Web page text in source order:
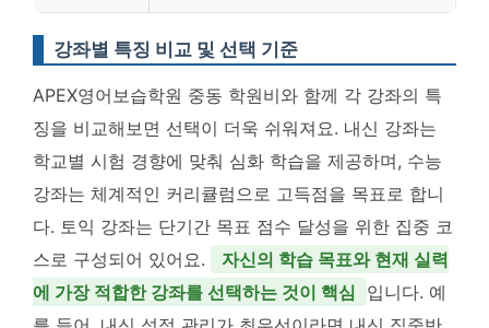
강좌별 특징 비교 및 선택 기준
APEX영어보습학원 중동 학원비와 함께 각 강좌의 특
징을 비교해보면 선택이 더욱 쉬워져요. 내신 강좌는
학교별 시험 경향에 맞춰 심화 학습을 제공하며, 수능
강좌는 체계적인 커리큘럼으로 고득점을 목표로 합니
다. 토익 강좌는 단기간 목표 점수 달성을 위한 집중 코
스로 구성되어 있어요.
자신의 학습 목표와 현재 실력
에 가장 적합한 강좌를 선택하는 것이 핵심 입니다. 예